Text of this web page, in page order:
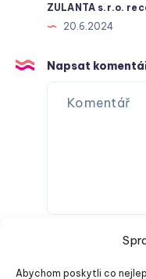
Abychom poskytli co
ZULANTA s.r.o.
20.6.2024
Napsat